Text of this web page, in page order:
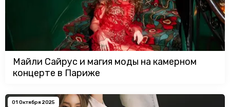
Майли Сайрус и магия моды на камерном
концерте в Париже
01 Октября 2025